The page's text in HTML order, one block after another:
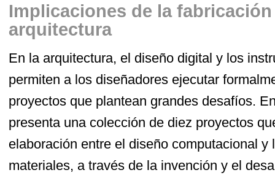
Implicaciones de la
arquitectura
En la arquitectura, el diseño digital y los
permiten a los diseñadores ejecutar
proyectos que plantean grandes desafíos.
presenta una colección de diez proyectos
elaboración entre el diseño computacional
materiales, a través de la invención y el